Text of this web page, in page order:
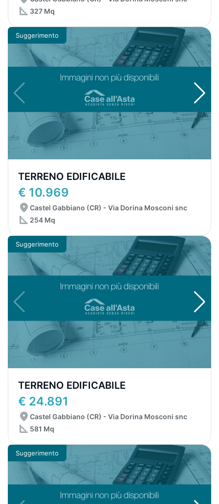
327 Mq
Suggerimento
TERRENO EDIFICABILE
€ 10.969
Castel Gabbiano (CR) - Via Dorina Mosconi snc
254 Mq
Suggerimento
TERRENO EDIFICABILE
€ 24.891
Castel Gabbiano (CR) - Via Dorina Mosconi snc
581 Mq
Suggerimento